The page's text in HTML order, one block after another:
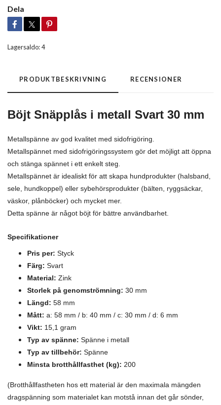
Dela
Lagersaldo:4
PRODUKTBESKRIVNING RECENSIONER
Böjt Snäpplås i metall Svart 30 mm
Metallspänne av god kvalitet med sidofrigöring.
Metallspännet med sidofrigöringssystem gör det möjligt att öppna
och stänga spännet i ett enkelt steg.
Metallspännet är idealiskt för att skapa hundprodukter (halsband,
sele, hundkoppel) eller sybehörsprodukter (bälten, ryggsäckar,
väskor, plånböcker) och mycket mer.
Detta spänne är något böjt för bättre användbarhet.
Specifikationer
Pris per: Styck
Färg: Svart
Material: Zink
Storlek på genomströmning: 30 mm
Längd: 58 mm
Mått: a: 58 mm / b: 40 mm / c: 30 mm / d: 6 mm
Vikt: 15,1 gram
Typ av spänne: Spänne i metall
Typ av tillbehör: Spänne
Minsta brotthållfasthet (kg): 200
(Brotthållfastheten hos ett material är den maximala mängden
dragspänning som materialet kan motstå innan det går sönder,